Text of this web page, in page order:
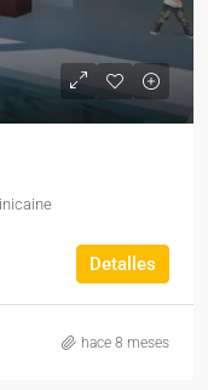
Detalles
hace 8 meses